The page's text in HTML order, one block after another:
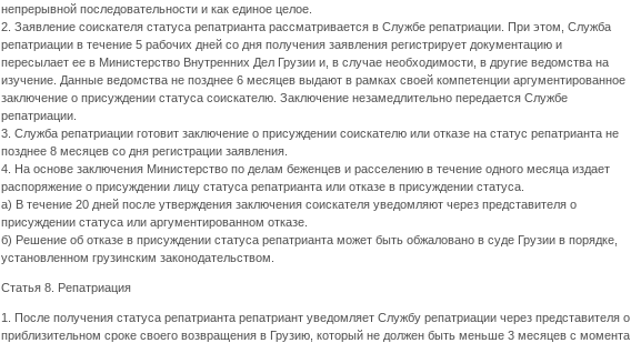
непрерывной последовательности и как единое целое.
2. Заявление соискателя статуса репатрианта рассматривается в Службе репатриации. При этом, Служба
репатриации в течение 5 рабочих дней со дня получения заявления регистрирует документацию и
пересылает ее в Министерство Внутренних Дел Грузии и, в случае необходимости, в другие ведомства на
изучение. Данные ведомства не позднее 6 месяцев выдают в рамках своей компетенции аргументированное
заключение о присуждении статуса соискателю. Заключение незамедлительно передается Службе
репатриации.
3. Служба репатриации готовит заключение о присуждении соискателю или отказе на статус репатрианта не
позднее 8 месяцев со дня регистрации заявления.
4. На основе заключения Министерство по делам беженцев и расселению в течение одного месяца издает
распоряжение о присуждении лицу статуса репатрианта или отказе в присуждении статуса.
а) В течение 20 дней после утверждения заключения соискателя уведомляют через представителя о
присуждении статуса или аргументированном отказе.
б) Решение об отказе в присуждении статуса репатрианта может быть обжаловано в суде Грузии в порядке,
установленном грузинским законодательством.
Статья 8. Репатриация
1. После получения статуса репатрианта репатриант уведомляет Службу репатриации через представителя о
приблизительном сроке своего возвращения в Грузию, который не должен быть меньше 3 месяцев с момента